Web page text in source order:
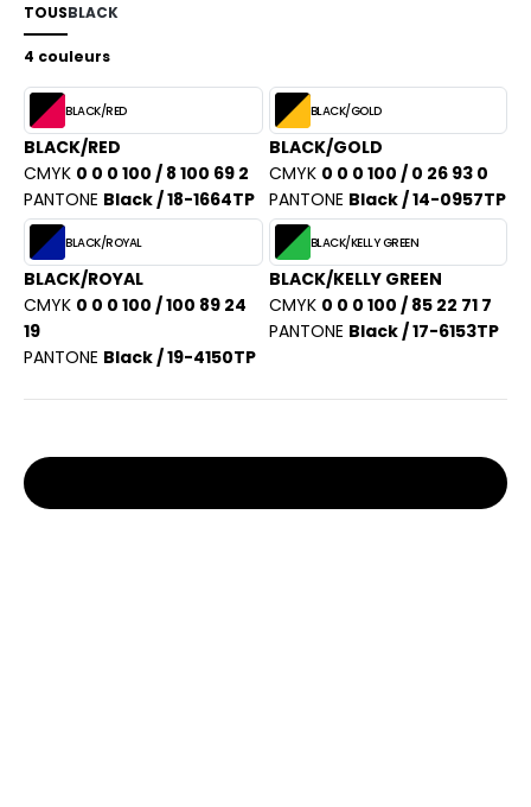
TOUSBLACK
4 couleurs
BLACK/RED
BLACK/RED
CMYK 0 0 0 100 / 8 100 69 2
PANTONE Black / 18-1664TP
BLACK/GOLD
BLACK/GOLD
CMYK 0 0 0 100 / 0 26 93 0
PANTONE Black / 14-0957TP
BLACK/ROYAL
BLACK/ROYAL
CMYK 0 0 0 100 / 100 89 24
19
PANTONE Black / 19-4150TP
BLACK/KELLY GREEN
BLACK/KELLY GREEN
CMYK 0 0 0 100 / 85 22 71 7
PANTONE Black / 17-6153TP